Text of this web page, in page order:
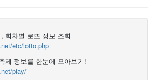
회차별 로또 정보 조회
etc/lotto.php
제 정보를 한눈에 모아보기!
play/